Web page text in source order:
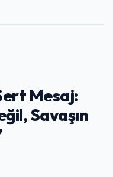
Mesaj:
Savaşın